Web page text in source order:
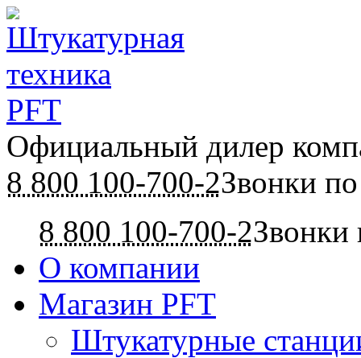
Официальный дилер
8 800 100-700-2Звонки
8 800 100-700-2Звонки
О компании
Магазин PFT
Штукатурные